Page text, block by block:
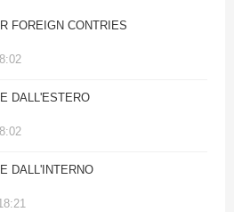
FOREIGN CONTRIES
DALL'ESTERO
DALL'INTERNO